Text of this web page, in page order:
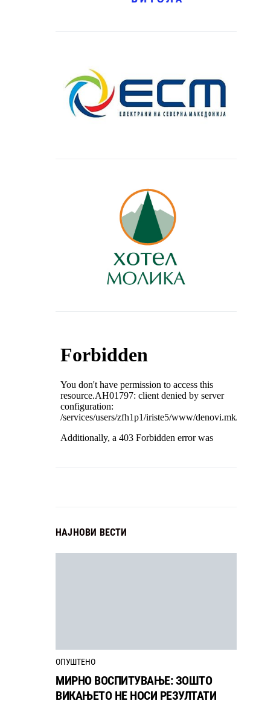
НАЈНОВИ ВЕСТИ
ОПУШТЕНО
МИРНО ВОСПИТУВАЊЕ: ЗОШТО
ВИКАЊЕТО НЕ НОСИ РЕЗУЛТАТИ